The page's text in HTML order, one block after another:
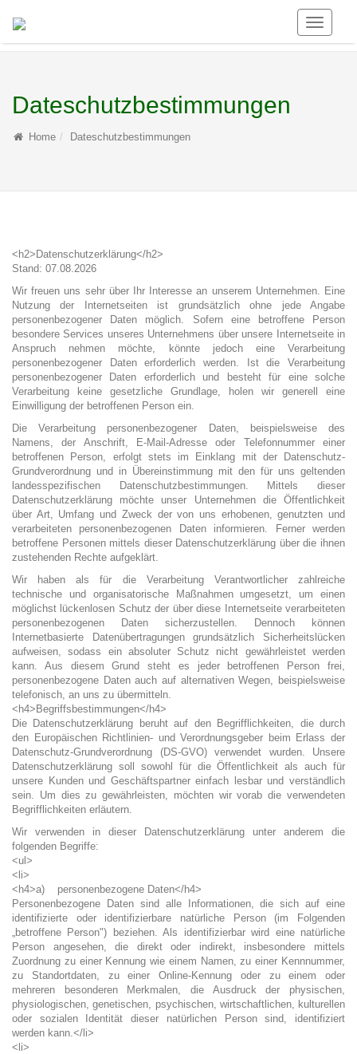
Toggle
Dateschutzbestimmungen
Home Dateschutzbestimmungen
<h2>Datenschutzerklärung</h2>
Stand: 07.08.2026
Wir freuen uns sehr über Ihr Interesse an unserem Unternehmen. Eine
Nutzung der Internetseiten ist grundsätzlich ohne jede Angabe
personenbezogener Daten möglich. Sofern eine betroffene Person
besondere Services unseres Unternehmens über unsere Internetseite in
Anspruch nehmen möchte, könnte jedoch eine Verarbeitung
personenbezogener Daten erforderlich werden. Ist die Verarbeitung
personenbezogener Daten erforderlich und besteht für eine solche
Verarbeitung keine gesetzliche Grundlage, holen wir generell eine
Einwilligung der betroffenen Person ein.
Die Verarbeitung personenbezogener Daten, beispielsweise des
Namens, der Anschrift, E-Mail-Adresse oder Telefonnummer einer
betroffenen Person, erfolgt stets im Einklang mit der Datenschutz-
Grundverordnung und in Übereinstimmung mit den für uns geltenden
landesspezifischen Datenschutzbestimmungen. Mittels dieser
Datenschutzerklärung möchte unser Unternehmen die Öffentlichkeit
über Art, Umfang und Zweck der von uns erhobenen, genutzten und
verarbeiteten personenbezogenen Daten informieren. Ferner werden
betroffene Personen mittels dieser Datenschutzerklärung über die ihnen
zustehenden Rechte aufgeklärt.
Wir haben als für die Verarbeitung Verantwortlicher zahlreiche
technische und organisatorische Maßnahmen umgesetzt, um einen
möglichst lückenlosen Schutz der über diese Internetseite verarbeiteten
personenbezogenen Daten sicherzustellen. Dennoch können
Internetbasierte Datenübertragungen grundsätzlich Sicherheitslücken
aufweisen, sodass ein absoluter Schutz nicht gewährleistet werden
kann. Aus diesem Grund steht es jeder betroffenen Person frei,
personenbezogene Daten auch auf alternativen Wegen, beispielsweise
telefonisch, an uns zu übermitteln.
<h4>Begriffsbestimmungen</h4>
Die Datenschutzerklärung beruht auf den Begrifflichkeiten, die durch
den Europäischen Richtlinien- und Verordnungsgeber beim Erlass der
Datenschutz-Grundverordnung (DS-GVO) verwendet wurden. Unsere
Datenschutzerklärung soll sowohl für die Öffentlichkeit als auch für
unsere Kunden und Geschäftspartner einfach lesbar und verständlich
sein. Um dies zu gewährleisten, möchten wir vorab die verwendeten
Begrifflichkeiten erläutern.
Wir verwenden in dieser Datenschutzerklärung unter anderem die
folgenden Begriffe:
<ul>
<li>
<h4>a) personenbezogene Daten</h4>
Personenbezogene Daten sind alle Informationen, die sich auf eine
identifizierte oder identifizierbare natürliche Person (im Folgenden
„betroffene Person") beziehen. Als identifizierbar wird eine natürliche
Person angesehen, die direkt oder indirekt, insbesondere mittels
Zuordnung zu einer Kennung wie einem Namen, zu einer Kennnummer,
zu Standortdaten, zu einer Online-Kennung oder zu einem oder
mehreren besonderen Merkmalen, die Ausdruck der physischen,
physiologischen, genetischen, psychischen, wirtschaftlichen, kulturellen
oder sozialen Identität dieser natürlichen Person sind, identifiziert
werden kann.</li>
<li>